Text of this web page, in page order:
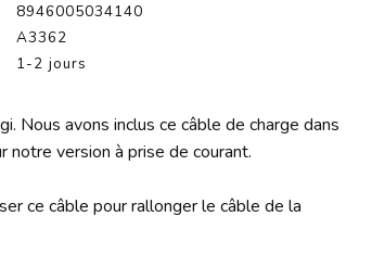
8946005034140
A3362
1-2 jours
Nous avons inclus ce câble de charge dans
notre version à prise de courant.
ce câble pour rallonger le câble de la